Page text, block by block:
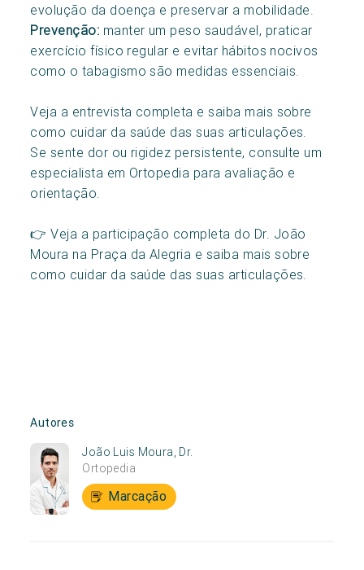
evolução da doença e preservar a mobilidade.
Prevenção: manter um peso saudável, praticar
exercício físico regular e evitar hábitos nocivos
como o tabagismo são medidas essenciais.
Veja a entrevista completa e saiba mais sobre
como cuidar da saúde das suas articulações.
Se sente dor ou rigidez persistente, consulte um
especialista em Ortopedia para avaliação e
orientação.
👉 Veja a participação completa do Dr. João
Moura na Praça da Alegria e saiba mais sobre
como cuidar da saúde das suas articulações.
Autores
João Luis Moura, Dr.
Ortopedia
Marcação